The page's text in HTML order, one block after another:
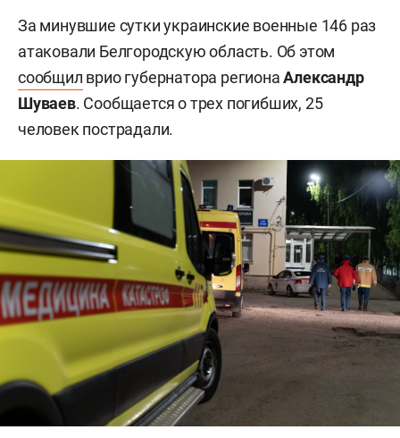
За минувшие сутки украинские военные 146 раз
атаковали Белгородскую область. Об этом
сообщил врио губернатора регионаАлександр
Шуваев. Сообщается о трех погибших, 25
человек пострадали.